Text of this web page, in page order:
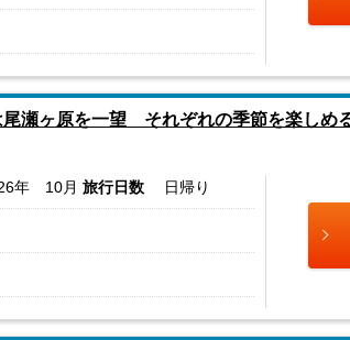
尾瀬ヶ原を一望 それぞれの季節を楽し
年 10月 旅行日数 日帰り